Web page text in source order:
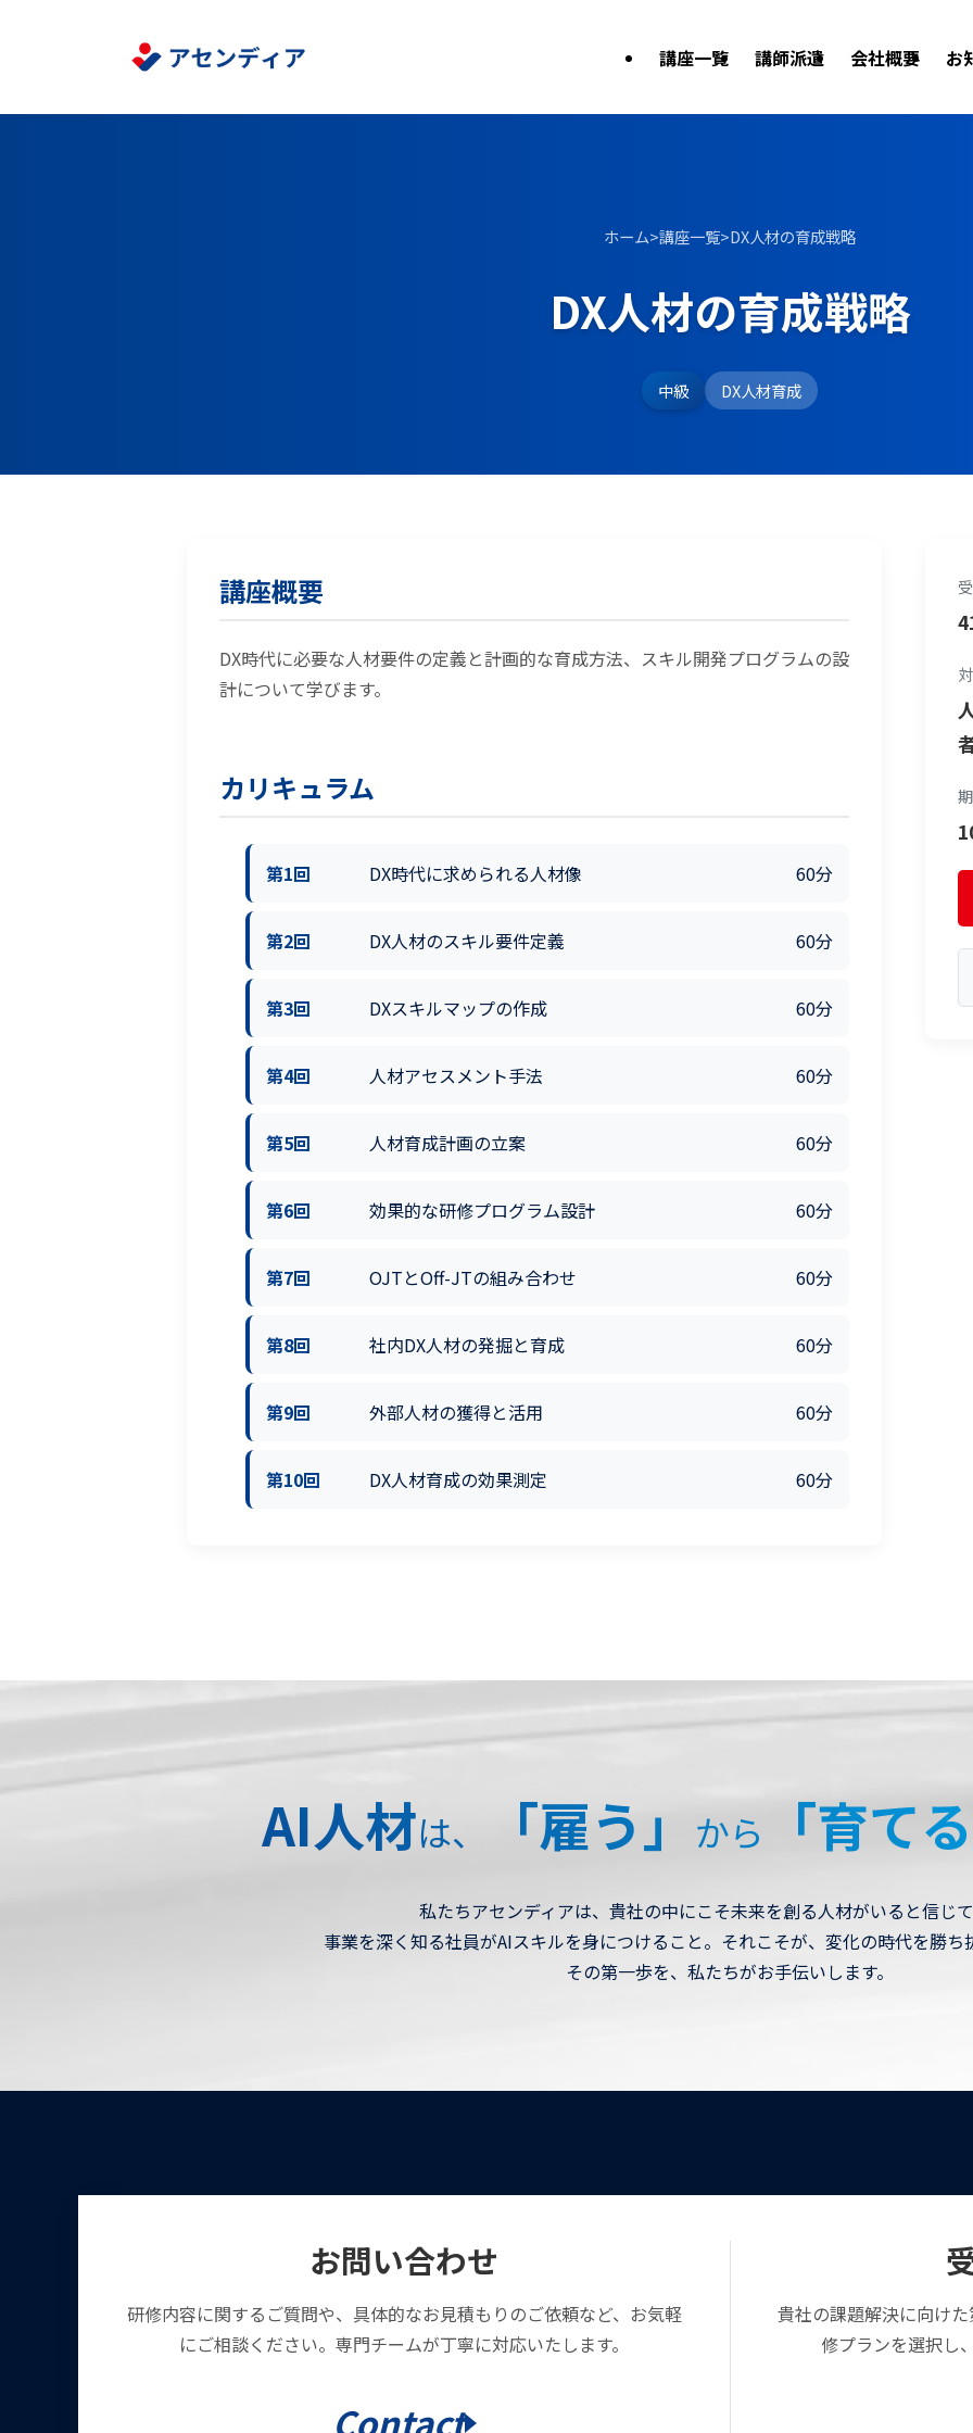
講座一覧 講師派遣 会社概要 お
ホーム>講座一覧>DX人材の育成戦略
DX人材の育成戦略
中級 DX人材育成
講座概要
DX時代に必要な人材要件の定義と計画的な育成方法、スキル開発プログラムの設
計について学びます。
カリキュラム
第1回 DX時代に求められる人材像 60分
第2回 DX人材のスキル要件定義 60分
第3回 DXスキルマップの作成 60分
第4回 人材アセスメント手法 60分
第5回 人材育成計画の立案 60分
第6回 効果的な研修プログラム設計 60分
第7回 OJTとOff-JTの組み合わせ 60分
第8回 社内DX人材の発掘と育成 60分
第9回 外部人材の獲得と活用 60分
第10回 DX人材育成の効果測定 60分
AI人材は、 「雇う」 から 「育て
私たちアセンディアは、貴社の中にこそ未来を創る人材がいると信じて
事業を深く知る社員がAIスキルを身につけること。それこそが、変化の時代を勝ち
その第一歩を、私たちがお手伝いします。
お問い合わせ
研修内容に関するご質問や、具体的なお見積もりのご依頼など、お気軽
にご相談ください。専門チームが丁寧に対応いたします。
Contact
貴社の課題解決に向け
修プランを選択し